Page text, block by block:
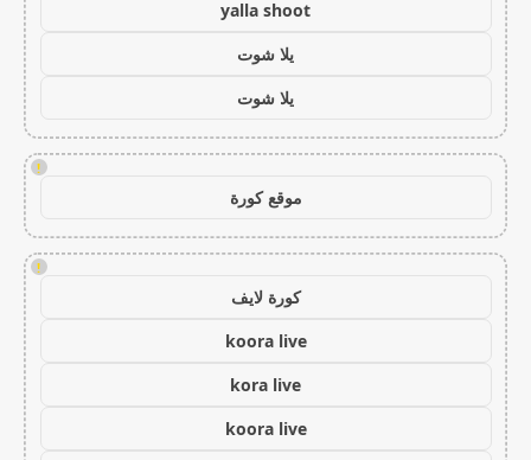
yalla shoot
يلا شوت
يلا شوت
!
موقع كورة
!
كورة لايف
koora live
kora live
koora live